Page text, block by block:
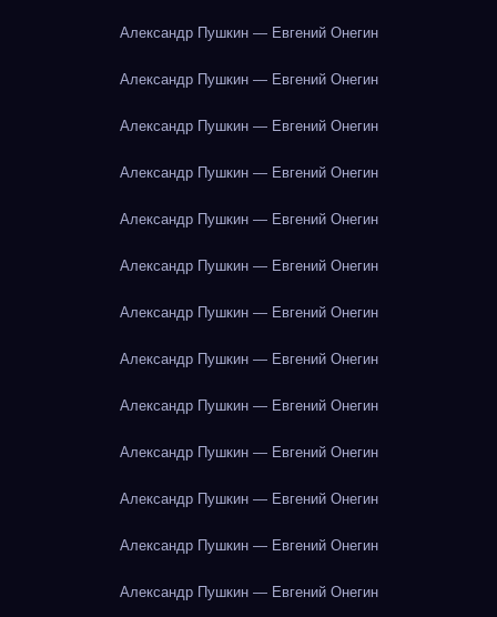
Александр Пушкин — Евгений Онегин
Александр Пушкин — Евгений Онегин
Александр Пушкин — Евгений Онегин
Александр Пушкин — Евгений Онегин
Александр Пушкин — Евгений Онегин
Александр Пушкин — Евгений Онегин
Александр Пушкин — Евгений Онегин
Александр Пушкин — Евгений Онегин
Александр Пушкин — Евгений Онегин
Александр Пушкин — Евгений Онегин
Александр Пушкин — Евгений Онегин
Александр Пушкин — Евгений Онегин
Александр Пушкин — Евгений Онегин